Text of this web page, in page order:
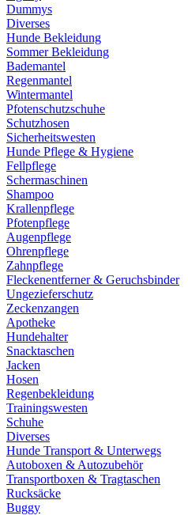
Dummys
Diverses
Hunde Bekleidung
Sommer Bekleidung
Bademantel
Regenmantel
Wintermantel
Pfotenschutzschuhe
Schutzhosen
Sicherheitswesten
Hunde Pflege & Hygiene
Fellpflege
Schermaschinen
Shampoo
Krallenpflege
Pfotenpflege
Augenpflege
Ohrenpflege
Zahnpflege
Fleckenentferner & Geruchsbinder
Ungezieferschutz
Zeckenzangen
Apotheke
Hundehalter
Snacktaschen
Jacken
Hosen
Regenbekleidung
Trainingswesten
Schuhe
Diverses
Hunde Transport & Unterwegs
Autoboxen & Autozubehör
Transportboxen & Tragtaschen
Rucksäcke
Buggy